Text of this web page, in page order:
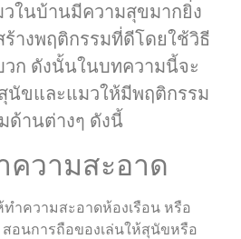
ในบ้านมีความสุขมากยิ่ง
างพฤติกรรมที่ดีโดยใช้วิธี
วก ดังนั้นในบทความนี้จะ
นัขและแมวให้มีพฤติกรรม
ด้านต่างๆ ดังนี้
ความสะอาด
ำความสะอาดห้องเรือน หรือ
สอนการถือของเล่นให้สุนัขหรือ